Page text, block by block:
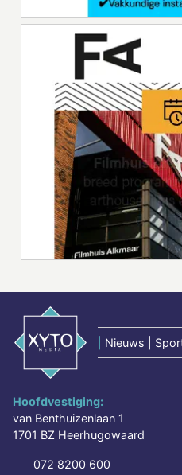
Nieuws |
Hoofdvestiging:
van Benthuizenlaan 1
1701 BZ Heerhugowaard
072 8200 600